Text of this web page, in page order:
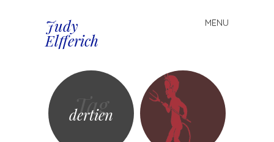
Judy
Elfferich
MENU
Spring
naar
Tag
dertien